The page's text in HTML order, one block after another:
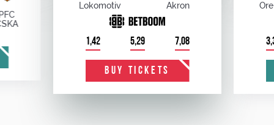
Lokomotiv Akron
1,42 5,29 7,08
BUY TICKETS